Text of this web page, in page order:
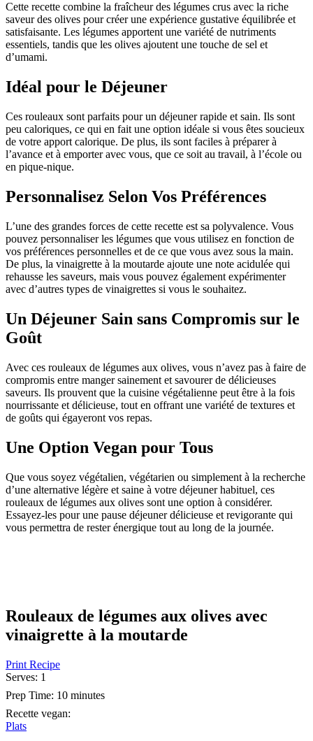
Cette recette combine la fraîcheur des légumes crus avec la riche
saveur des olives pour créer une expérience gustative équilibrée et
satisfaisante. Les légumes apportent une variété de nutriments
essentiels, tandis que les olives ajoutent une touche de sel et
d’umami.
Idéal pour le Déjeuner
Ces rouleaux sont parfaits pour un déjeuner rapide et sain. Ils sont
peu caloriques, ce qui en fait une option idéale si vous êtes soucieux
de votre apport calorique. De plus, ils sont faciles à préparer à
l’avance et à emporter avec vous, que ce soit au travail, à l’école ou
en pique-nique.
Personnalisez Selon Vos Préférences
L’une des grandes forces de cette recette est sa polyvalence. Vous
pouvez personnaliser les légumes que vous utilisez en fonction de
vos préférences personnelles et de ce que vous avez sous la main.
De plus, la vinaigrette à la moutarde ajoute une note acidulée qui
rehausse les saveurs, mais vous pouvez également expérimenter
avec d’autres types de vinaigrettes si vous le souhaitez.
Un Déjeuner Sain sans Compromis sur le
Goût
Avec ces rouleaux de légumes aux olives, vous n’avez pas à faire de
compromis entre manger sainement et savourer de délicieuses
saveurs. Ils prouvent que la cuisine végétalienne peut être à la fois
nourrissante et délicieuse, tout en offrant une variété de textures et
de goûts qui égayeront vos repas.
Une Option Vegan pour Tous
Que vous soyez végétalien, végétarien ou simplement à la recherche
d’une alternative légère et saine à votre déjeuner habituel, ces
rouleaux de légumes aux olives sont une option à considérer.
Essayez-les pour une pause déjeuner délicieuse et revigorante qui
vous permettra de rester énergique tout au long de la journée.
Rouleaux de légumes aux olives avec
vinaigrette à la moutarde
Print Recipe
Serves: 1
Prep Time: 10 minutes
Recette vegan:
Plats